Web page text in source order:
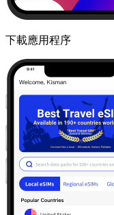
下載應用程序